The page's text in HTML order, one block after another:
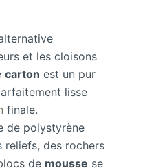
et les cloisons
carton est un pur
lisse
finale.
de polystyrène
reliefs, des rochers
de mousse se